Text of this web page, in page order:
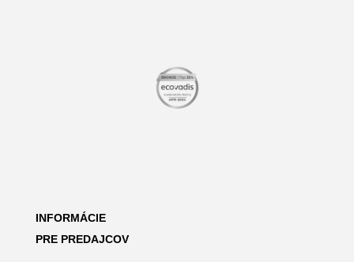
INFORMÁCIE
PRE PREDAJCOV